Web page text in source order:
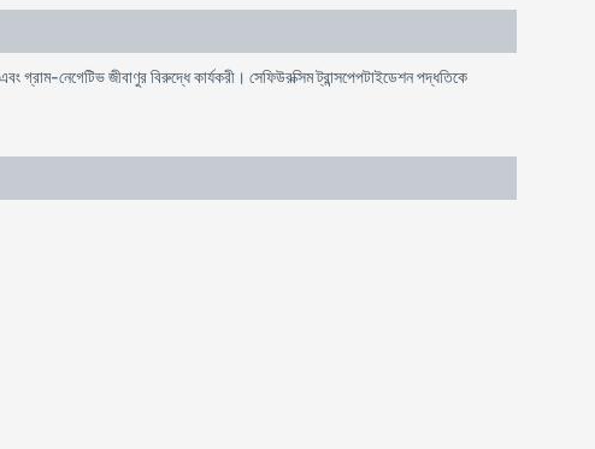
গ্রাম-নেগেটিভ জীবাণুর বিরুদ্ধে কার্যকরী। সেফিউরক্সিম ট্রান্সপেপটাইডেশন পদ্ধতিকে